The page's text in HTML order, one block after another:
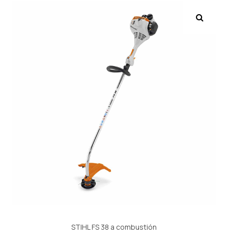
STIHL FS 38 a combustión